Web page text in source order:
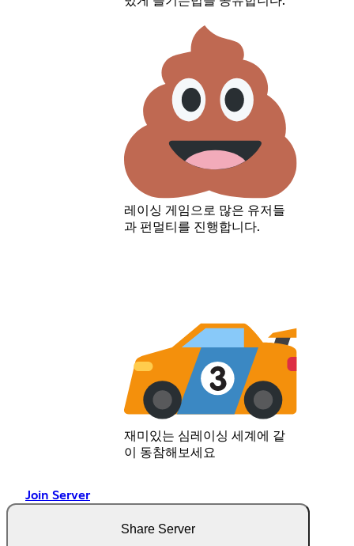
레이싱 게임으로 많은 유저들
과 펀멀티를 진행합니다.
재미있는 심레이싱 세계에 같
이 동참해보세요
Join Server
Share Server